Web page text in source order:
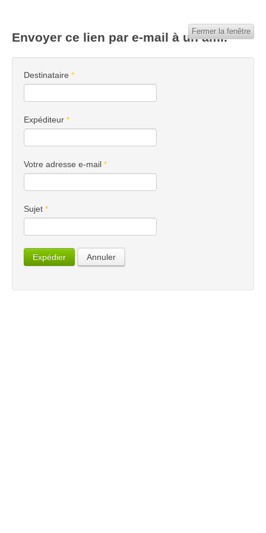
Envoyer ce lien par e-mail à un ami.
Fermer la fenêtre
Destinataire *
Expéditeur *
Votre adresse e-mail *
Sujet *
Expédier Annuler